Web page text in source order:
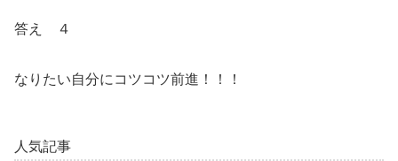
答え ４
なりたい自分にコツコツ前進！！！
人気記事